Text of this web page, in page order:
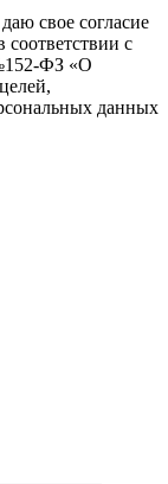
свое согласие
с
ФЗ «О
данных